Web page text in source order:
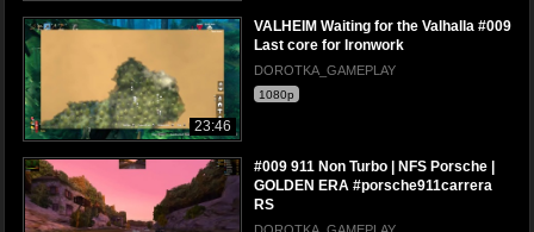
23:46
VALHEIM Waiting for the Valhalla #009
Last core for Ironwork
DOROTKA_GAMEPLAY
1080p
#009 911 Non Turbo | NFS Porsche |
GOLDEN ERA #porsche911carrera
RS